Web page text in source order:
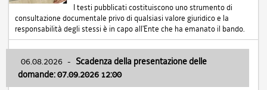
I testi pubblicati costituiscono uno strumento di
consultazione documentale privo di qualsiasi valore giuridico e la
responsabilità degli stessi è in capo all'Ente che ha emanato il bando.
06.08.2026 - Scadenza della presentazione delle
domande: 07.09.2026 12:00